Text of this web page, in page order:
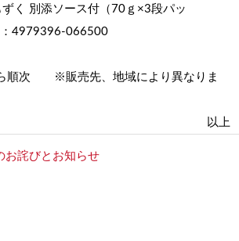
く 別添ソース付（70ｇ×3段パッ
4979396-066500
順次 ※販売先、地域により異なりま
以上
お詫びとお知らせ